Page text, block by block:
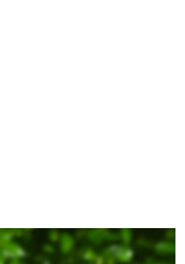
Arthur Lankhuizen